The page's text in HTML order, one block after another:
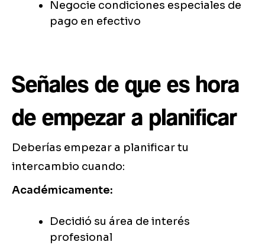
Negocie condiciones especiales de
pago en efectivo
Señales de que es hora
de empezar a planificar
Deberías empezar a planificar tu
intercambio cuando:
Académicamente:
Decidió su área de interés
profesional